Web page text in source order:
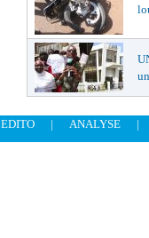
EDITO | ANALYSE
|